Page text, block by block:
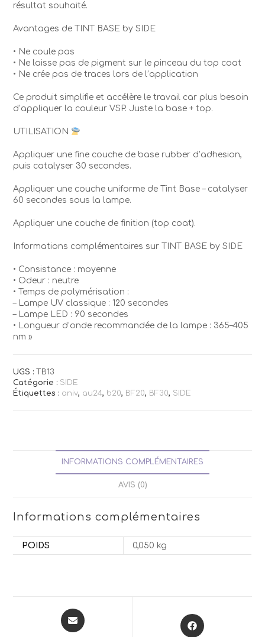
résultat souhaité.
Avantages de TINT BASE by SIDE
• Ne coule pas
• Ne laisse pas de pigment sur le pinceau du top coat
• Ne crée pas de traces lors de l’application
Ce produit simplifie et accélère le travail car plus besoin
d’appliquer la couleur VSP. Juste la base + top.
UTILISATION
Appliquer une fine couche de base rubber d’adhesion,
puis catalyser 30 secondes.
Appliquer une couche uniforme de Tint Base – catalyser
60 secondes sous la lampe.
Appliquer une couche de finition (top coat).
Informations complémentaires sur TINT BASE by SIDE
• Consistance : moyenne
• Odeur : neutre
• Temps de polymérisation :
– Lampe UV classique : 120 secondes
– Lampe LED : 90 secondes
• Longueur d’onde recommandée de la lampe : 365–405
nm »
UGS :TB13
Catégorie : SIDE
Étiquettes : aniv, au24, b20, BF20, BF30, SIDE
INFORMATIONS COMPLÉMENTAIRES
AVIS (0)
Informations complémentaires
POIDS 0,050 kg
Opens
in
Opens
in